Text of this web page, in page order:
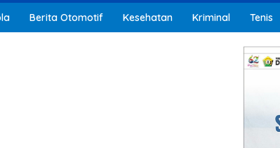
Berita Otomotif Kesehatan Kriminal Tenis